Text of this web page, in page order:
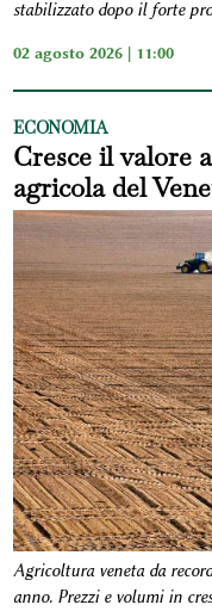
stabilizzato dopo il forte
02 agosto 2026 | 11:00
ECONOMIA
Cresce il valore
agricola del
Agricoltura veneta da
anno. Prezzi e volumi in